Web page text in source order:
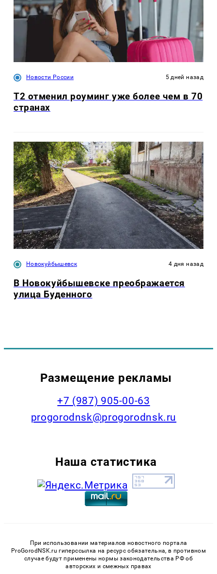
Новости России 5 дней назад
Т2 отменил роуминг уже более чем в 70
странах
Новокуйбышевск 4 дня назад
В Новокуйбышевске преображается
улица Буденного
Размещение рекламы
+7 (987) 905-00-63
progorodnsk@progorodnsk.ru
Наша статистика
При использовании материалов новостного портала
ProGorodNSK.ru гиперссылка на ресурс обязательна, в противном
случае будут применены нормы законодательства РФ об
авторских и смежных правах